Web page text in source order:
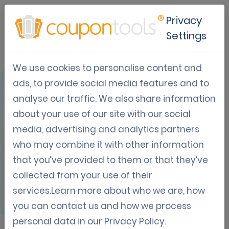
OVERZICHT
Unique Codes
Generator
This integration helps you generate unique
Privacy
Settings
We use cookies to personalise content and
ads, to provide social media features and to
analyse our traffic. We also share information
about your use of our site with our social
media, advertising and analytics partners
who may combine it with other information
that you’ve provided to them or that they’ve
collected from your use of their
services.Learn more about who we are, how
you can contact us and how we process
personal data in our Privacy Policy.